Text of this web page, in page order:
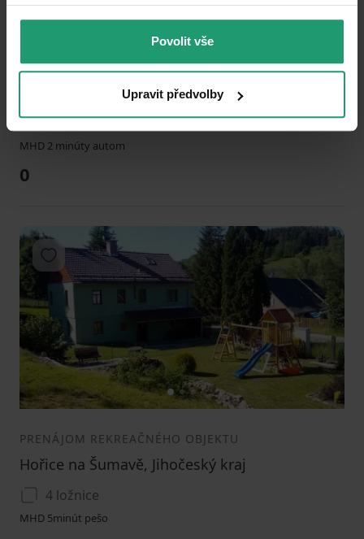
Povolit vše
Upravit předvolby
PRENÁJOM REKREAČNÉHO OBJEKTU
3 ložnice
MHD 2 minúty autom
0
12 3
Pridať do obľúbených
PRENÁJOM REKREAČNÉHO OBJEKTU
Hořice na Šumavě, Jihočeský kraj
4 ložnice
MHD 5minút pešo